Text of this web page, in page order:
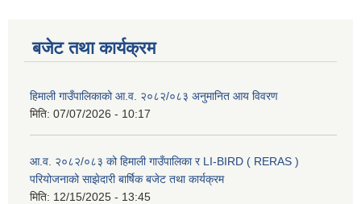
बजेट तथा कार्यक्रम
हिमाली गाउँपालिकाको आ.व. २०८२/०८३ अनुमानित आय विवरण
मिति: 07/07/2026 - 10:17
आ.व. २०८२/०८३ को हिमाली गाउँपालिका र LI-BIRD ( RERAS )
परियोजनाको साझेदारी बार्षिक बजेट तथा कार्यक्रम
मिति: 12/15/2025 - 13:45